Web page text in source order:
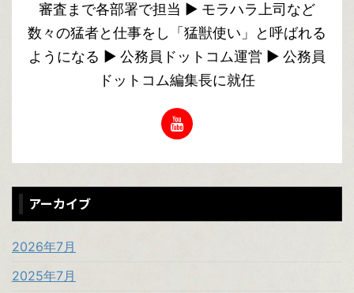
審査まで各部署で担当 ▶︎ モラハラ上司など
数々の猛者と仕事をし「猛獣使い」と呼ばれる
ようになる ▶︎ 公務員ドットコム運営 ▶︎ 公務員
ドットコム編集長に就任
アーカイブ
2026年7月
2025年7月